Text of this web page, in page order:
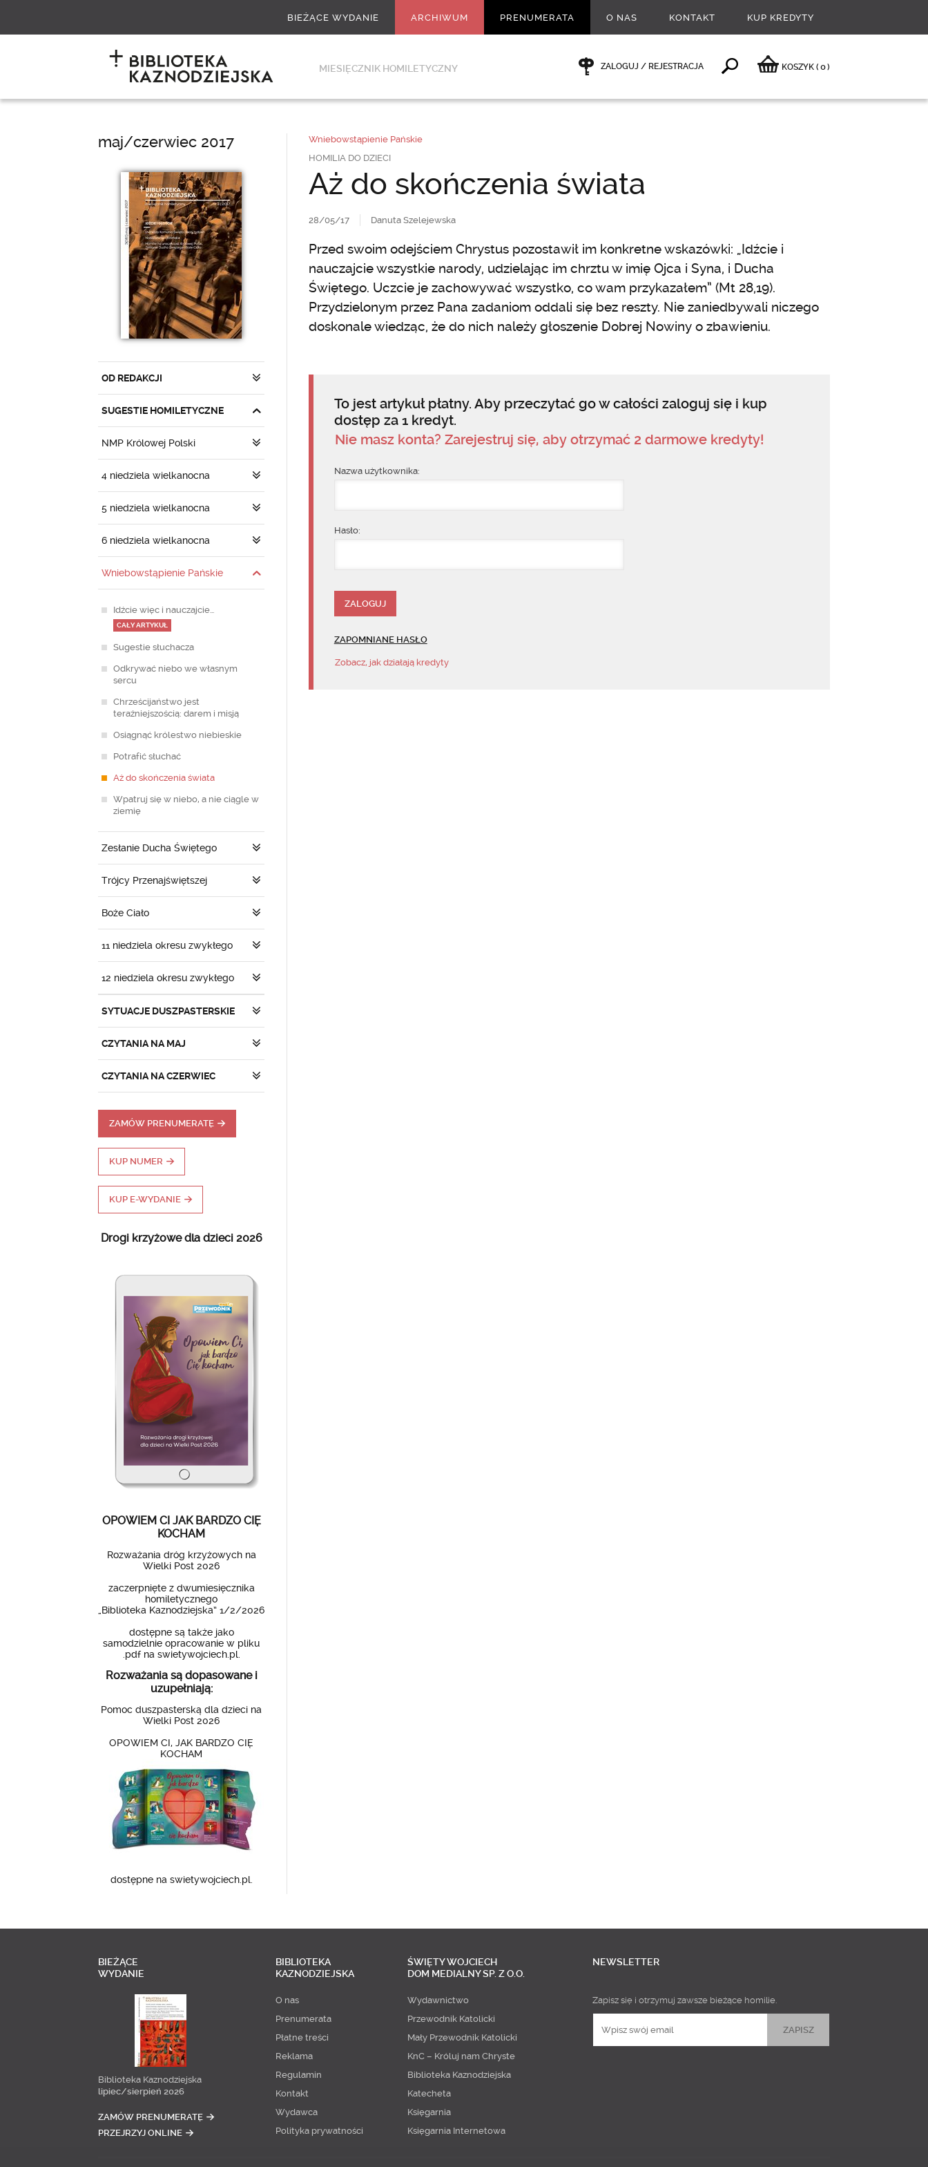
BIEŻĄCE WYDANIE ARCHIWUM PRENUMERATA O NAS KONTAKT KUP KREDYTY
MIESIĘCZNIK HOMILETYCZNY ZALOGUJ / REJESTRACJA KOSZYK ( 0)
maj/czerwiec 2017
OD REDAKCJI
SUGESTIE HOMILETYCZNE
NMP Królowej Polski
4 niedziela wielkanocna
5 niedziela wielkanocna
6 niedziela wielkanocna
Wniebowstąpienie Pańskie
Idźcie więc i nauczajcie…
CAŁY ARTYKUŁ
Sugestie słuchacza
Odkrywać niebo we własnym
sercu
Chrześcijaństwo jest
teraźniejszością: darem i misją
Osiągnąć królestwo niebieskie
Potrafić słuchać
Aż do skończenia świata
Wpatruj się w niebo, a nie ciągle w
ziemię
Zesłanie Ducha Świętego
Trójcy Przenajświętszej
Boże Ciało
11 niedziela okresu zwykłego
12 niedziela okresu zwykłego
SYTUACJE DUSZPASTERSKIE
CZYTANIA NA MAJ
CZYTANIA NA CZERWIEC
ZAMÓW PRENUMERATĘ
KUP NUMER
KUP E-WYDANIE
Drogi krzyżowe dla dzieci 2026
OPOWIEM CI JAK BARDZO CIĘ
KOCHAM
Rozważania dróg krzyżowych na
Wielki Post 2026
zaczerpnięte z dwumiesięcznika
homiletycznego
„Biblioteka Kaznodziejska” 1/2/2026
dostępne są także jako
samodzielnie opracowanie w pliku
.pdf na swietywojciech.pl.
Rozważania są dopasowane i
uzupełniają:
Pomoc duszpasterską dla dzieci na
Wielki Post 2026
OPOWIEM CI, JAK BARDZO CIĘ
KOCHAM
dostępne na swietywojciech.pl.
Wniebowstąpienie Pańskie
HOMILIA DO DZIECI
Aż do skończenia świata
28/05/17 Danuta Szelejewska
Przed swoim odejściem Chrystus pozostawił im konkretne wskazówki: „Idźcie i
nauczajcie wszystkie narody, udzielając im chrztu w imię Ojca i Syna, i Ducha
Świętego. Uczcie je zachowywać wszystko, co wam przykazałem” (Mt 28,19).
Przydzielonym przez Pana zadaniom oddali się bez reszty. Nie zaniedbywali niczego
doskonale wiedząc, że do nich należy głoszenie Dobrej Nowiny o zbawieniu.
To jest artykuł płatny. Aby przeczytać go w całości zaloguj się i kup
dostęp za 1 kredyt.
Nie masz konta? Zarejestruj się, aby otrzymać 2 darmowe kredyty!
Nazwa użytkownika:
Hasło:
ZAPOMNIANE HASŁO
Zobacz, jak działają kredyty
BIEŻĄCE
WYDANIE
Biblioteka Kaznodziejska
lipiec/sierpień 2026
ZAMÓW PRENUMERATĘ
PRZEJRZYJ ONLINE
BIBLIOTEKA
KAZNODZIEJSKA
O nas
Prenumerata
Płatne treści
Reklama
Regulamin
Kontakt
Wydawca
Polityka prywatności
ŚWIĘTY WOJCIECH
DOM MEDIALNY SP. Z O.O.
Wydawnictwo
Przewodnik Katolicki
Mały Przewodnik Katolicki
KnC – Króluj nam Chryste
Biblioteka Kaznodziejska
Katecheta
Księgarnia
Księgarnia Internetowa
NEWSLETTER
Zapisz się i otrzymuj zawsze bieżące homilie.